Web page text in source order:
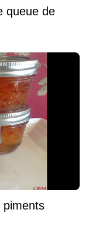
queue de
piments